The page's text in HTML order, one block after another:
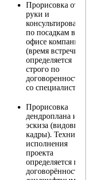
Прорисовка от
руки и
консультирование
по посадкам в
офисе компании
(время встречи
определяется
строго по
договоренности
со специалистом)
Прорисовка
дендроплана и
эскиза (видовые
кадры). Техника
исполнения
проекта
определяется по
договорённости с